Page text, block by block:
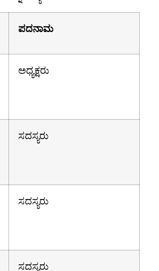
ಪದನಾಮ
ಅಧ್ಯಕ್ಷರು
ಸದಸ್ಯರು
ಸದಸ್ಯರು
ಸದಸ್ಯರು